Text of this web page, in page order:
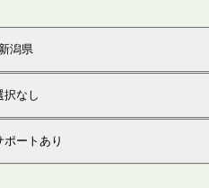
新潟県
択なし
ポートあり